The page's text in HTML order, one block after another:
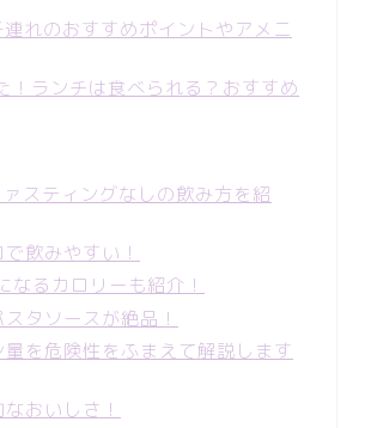
れのおすすめポイントやアメニ
ランチは食べられる？おすすめ
スティングなしの飲み方を紹
飲みやすい！
るカロリーも紹介！
タソースが絶品！
を危険性をふまえて解説します
おいしさ！